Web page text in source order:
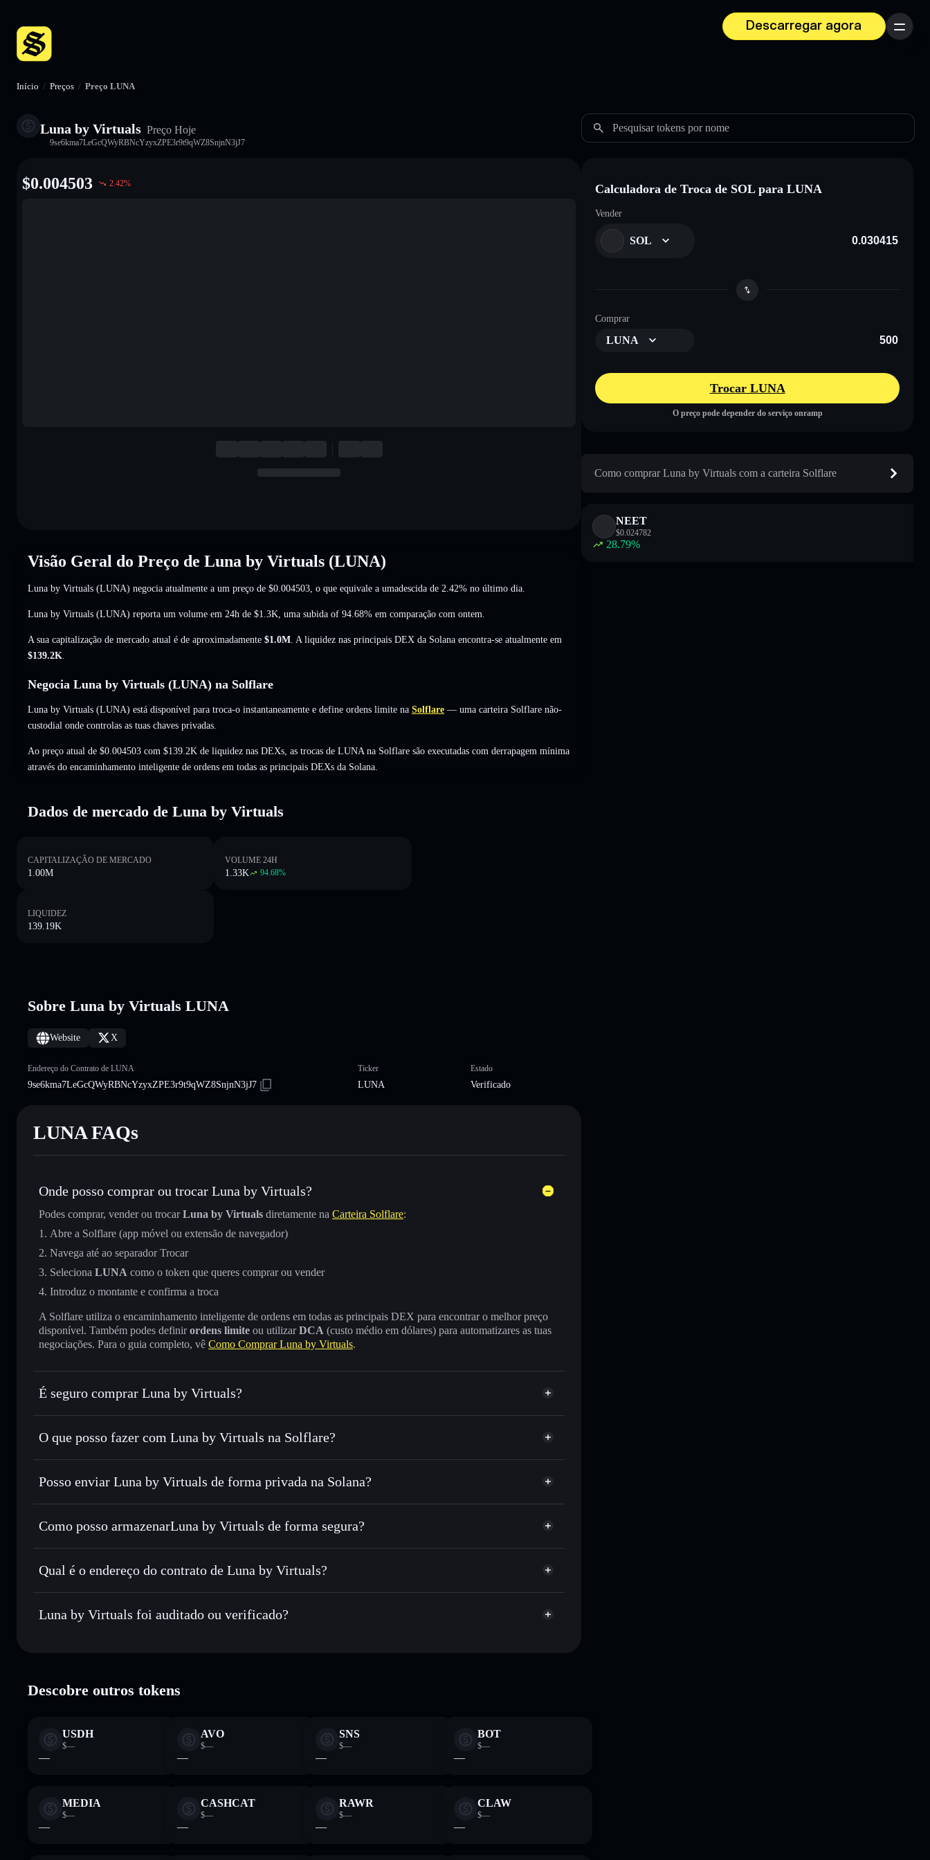
Descarregar agora
Menu
Início / Preços / Preço LUNA
Luna by Virtuals Preço Hoje
9se6kma7LeGcQWyRBNcYzyxZPE3r9t9qWZ8SnjnN3jJ7
Pesquisar tokens por nome
$0.004503 2.42%
Visão Geral do Preço de Luna by Virtuals (LUNA)
Luna by Virtuals (LUNA) negocia atualmente a um preço de $0.004503 , o que equivale a umadescida de 2.42% no último dia.
Luna by Virtuals (LUNA) reporta um volume em 24h de $1.3K uma subida of 94.68% em comparação com ontem.
A sua capitalização de mercado atual é de aproximadamente $1.0M . A liquidez nas principais DEX da Solana encontra-se atualmente em
$139.2K
Negocia Luna by Virtuals (LUNA) na Solflare
Luna by Virtuals (LUNA) está disponível para troca-o instantaneamente e define ordens limite na Solflare — uma carteira Solflare não-
custodial onde controlas as tuas chaves privadas.
Ao preço atual de $0.004503 com $139.2K de liquidez nas DEXs, as trocas de LUNA na Solflare são executadas com derrapagem mínima
através do encaminhamento inteligente de ordens em todas as principais DEXs da Solana.
Dados de mercado de Luna by Virtuals
CAPITALIZAÇÃO DE MERCADO
1.00M
VOLUME 24H
1.33K 94.68%
LIQUIDEZ
139.19K
Sobre Luna by Virtuals LUNA
Website X
Endereço do Contrato de LUNA
9se6kma7LeGcQWyRBNcYzyxZPE3r9t9qWZ8SnjnN3jJ7
Ticker
LUNA
Estado
Verificado
LUNA FAQs
Onde posso comprar ou trocar Luna by Virtuals?
Podes comprar, vender ou trocarLuna by Virtuals diretamente na Carteira Solflare:
Abre a Solflare (app móvel ou extensão de navegador)
Navega até ao separador Trocar
Seleciona LUNA como o token que queres comprar ou vender
Introduz o montante e confirma a troca
A Solflare utiliza o encaminhamento inteligente de ordens em todas as principais DEX para encontrar o melhor preço
disponível. Também podes definirordens limite ou utilizarDCA (custo médio em dólares) para automatizares as tuas
negociações. Para o guia completo, vê Como Comprar Luna by Virtuals.
É seguro comprar Luna by Virtuals?
Luna by Virtuals token verificado
O que posso fazer com Luna by Virtuals na Solflare?
Luna by Virtuals
Carteira Solflare
Trocar instantaneamente— trocar LUNA por SOL, USDC ou milhares de outros tokens Solana com
Utilizar DCA— investir de forma faseada ao longo do tempo em LUNA
Enviar de forma privada— transferir LUNA sem associar publicamente as carteiras usando o Agregador de
Privacidade integrado da Solflare
Posso enviar Luna by Virtuals de forma privada na Solana?
Carteira Solflare Agregador de Privacidade
Luna
Como posso armazenarLuna by Virtuals de forma segura?
Luna by Virtuals carteira não-custodial Solflare
Qual é o endereço do contrato de Luna by Virtuals?
Luna by Virtuals
9se6kma7LeGcQWyRBNcYzyxZPE3r9t9qWZ8SnjnN3jJ7
Luna by Virtuals foi auditado ou verificado?
Descobre outros tokens
USDH
$—
—
AVO
$—
—
SNS
$—
—
BOT
$—
—
MEDIA
$—
—
CASHCAT
$—
—
RAWR
$—
—
CLAW
$—
—
Calculadora de Troca de SOL para LUNA
Vender
SOL
Comprar
LUNA
Trocar LUNA
O preço pode depender do serviço onramp
Como comprar Luna by Virtuals com a carteira Solflare
NEET
$0.024782
28.79%